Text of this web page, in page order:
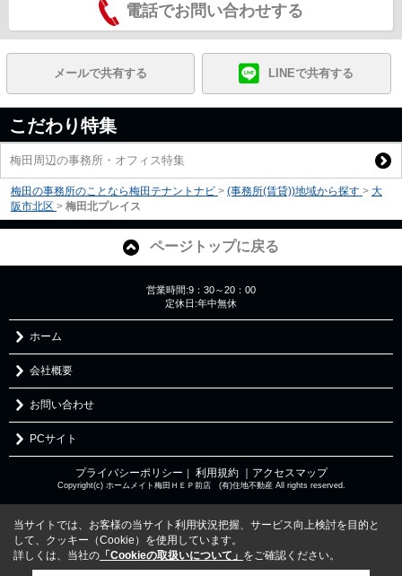
電話でお問い合わせする
メールで共有する LINEで共有する
こだわり特集
梅田周辺の事務所・オフィス特集
梅田の事務所のことなら梅田テナントナビ > (事務所(賃貸))地域から探す > 大
阪市北区 > 梅田北プレイス
ページトップに戻る
営業時間:9：30～20：00
定休日:年中無休
ホーム
会社概要
お問い合わせ
PCサイト
プライバシーポリシー ｜ 利用規約 ｜アクセスマップ
Copyright(c) ホームメイト梅田ＨＥＰ前店 (有)住地不動産 All rights reserved.
当サイトでは、お客様の当サイト利用状況把握、サービス向上検討を目的と
して、クッキー（Cookie）を使用しています。
詳しくは、当社の 「Cookieの取扱いについて」 をご確認ください。